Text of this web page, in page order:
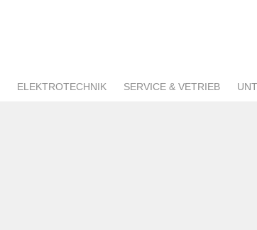
ELEKTROTECHNIK SERVICE & VETRIEB